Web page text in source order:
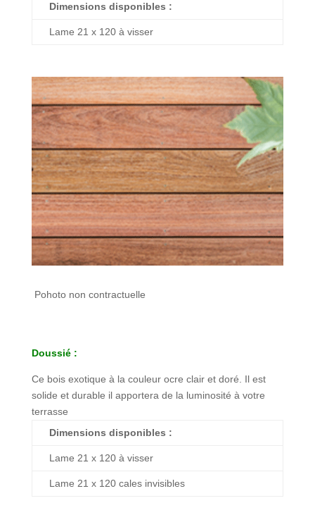
Dimensions disponibles :
Lame 21 x 120 à visser
Pohoto non contractuelle
Doussié :
Ce bois exotique à la couleur ocre clair et doré. Il est
solide et durable il apportera de la luminosité à votre
terrasse
Dimensions disponibles :
Lame 21 x 120 à visser
Lame 21 x 120 cales invisibles